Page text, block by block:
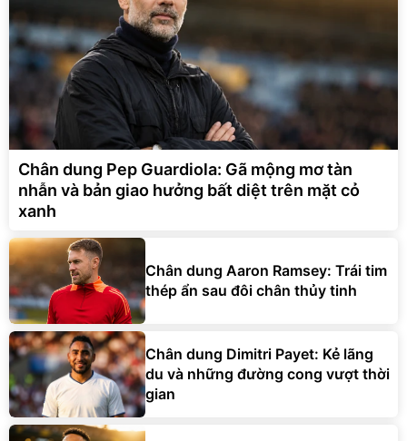
Chân dung Pep Guardiola: Gã mộng mơ tàn
nhẫn và bản giao hưởng bất diệt trên mặt cỏ
xanh
Chân dung Aaron Ramsey: Trái tim
thép ẩn sau đôi chân thủy tinh
Chân dung Dimitri Payet: Kẻ lãng
du và những đường cong vượt thời
gian